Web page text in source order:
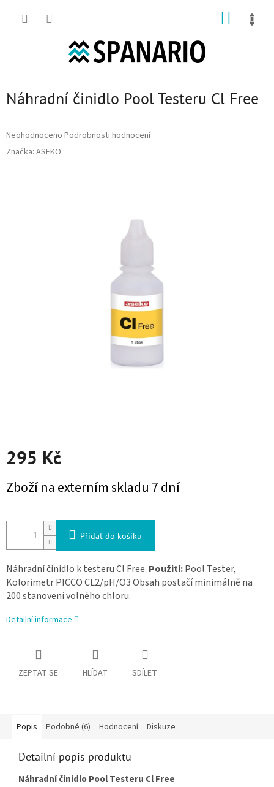
Náhradní činidlo Pool Testeru Cl Free
Průměrné hodnocení produktu je 0,0 z 5 hvězdiček.
Neohodnoceno Podrobnosti hodnocení
Značka: ASEKO
295 Kč
Zboží na externím skladu 7 dní
Přidat do košíku
Náhradní činidlo k testeru Cl Free. Použití:Pool Tester,
Kolorimetr PICCO CL2/pH/O3 Obsah postačí minimálně na
200 stanovení volného chloru.
Detailní informace
ZEPTAT SE HLÍDAT SDÍLET
Popis Podobné (6) Hodnocení Diskuze
Detailní popis produktu
Náhradní činidlo Pool Testeru Cl Free